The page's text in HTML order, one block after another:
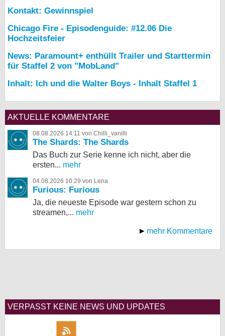
Kontakt: Gewinnspiel
Chicago Fire - Episodenguide: #12.06 Die
Hochzeitsfeier
News: Paramount+ enthüllt Trailer und Starttermin
für Staffel 2 von "MobLand"
Inhalt: Ich und die Walter Boys - Inhalt Staffel 1
AKTUELLE KOMMENTARE
08.08.2026 14:11 von Chilli_vanilli
The Shards: The Shards
Das Buch zur Serie kenne ich nicht, aber die
ersten... mehr
04.08.2026 10:29 von Lena
Furious: Furious
Ja, die neueste Episode war gestern schon zu
streamen,... mehr
mehr Kommentare
VERPASST KEINE NEWS UND UPDATES